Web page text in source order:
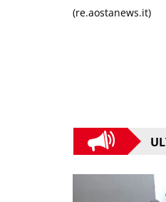
(re.aostanews.it)